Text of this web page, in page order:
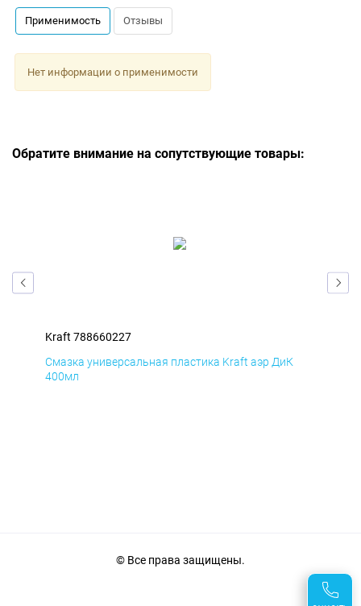
Применимость Отзывы
Нет информации о применимости
Обратите внимание на сопутствующие товары:
Kraft 788660227
Смазка универсальная пластика Kraft аэр ДиК
400мл
© Все права защищены.